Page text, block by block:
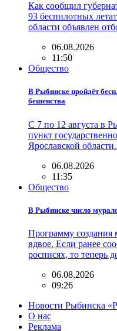
Как сообщил
93 беспилотных
области объявлен
06.08.2026
11:50
Общество
В Рыбинске пройдёт
бешенства
С 7 по 12 августа в
пункт
Ярославской
06.08.2026
11:35
Общество
В Рыбинске число
Программу создания
вдвое. Если ранее
росписях, то теперь
06.08.2026
09:26
Новости Рыбинска
О нас
Реклама